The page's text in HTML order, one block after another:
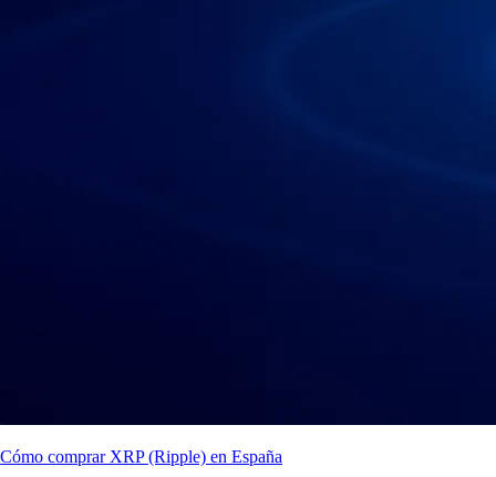
Cómo comprar XRP (Ripple) en España